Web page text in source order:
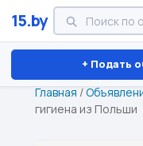
15.by
+ Подать
Минск Витебск
Главная /
гигиена из Польши